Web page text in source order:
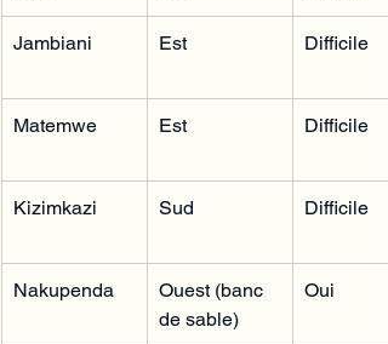
Jambiani Est Difficile
Matemwe Est Difficile
Kizimkazi Sud Difficile
Nakupenda
Ouest (banc
de sable)
Oui